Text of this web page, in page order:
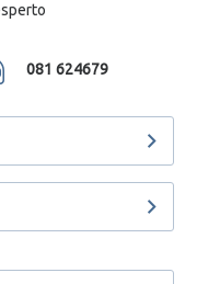
081 624679